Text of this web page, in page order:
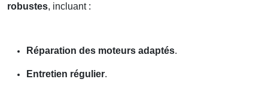
robustes, incluant :
Réparation des moteurs adaptés.
Entretien régulier.